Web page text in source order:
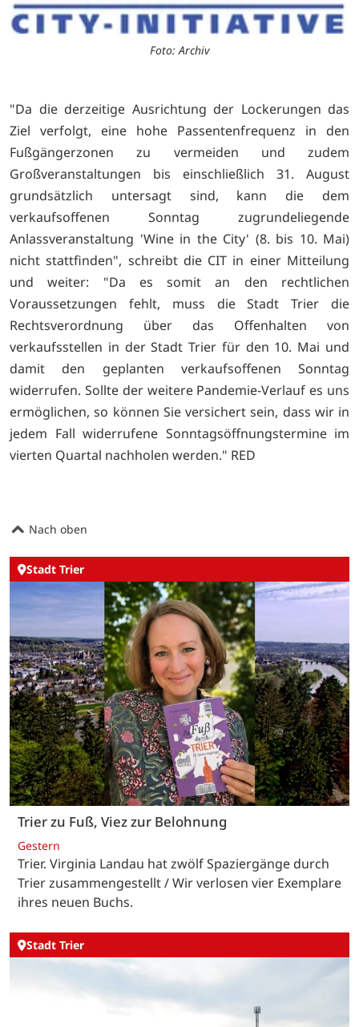
Foto: Archiv
"Da die derzeitige Ausrichtung der Lockerungen das
Ziel verfolgt, eine hohe Passentenfrequenz in den
Fußgängerzonen zu vermeiden und zudem
Großveranstaltungen bis einschließlich 31. August
grundsätzlich untersagt sind, kann die dem
verkaufsoffenen Sonntag zugrundeliegende
Anlassveranstaltung 'Wine in the City' (8. bis 10. Mai)
nicht stattfinden", schreibt die CIT in einer Mitteilung
und weiter: "Da es somit an den rechtlichen
Voraussetzungen fehlt, muss die Stadt Trier die
Rechtsverordnung über das Offenhalten von
verkaufsstellen in der Stadt Trier für den 10. Mai und
damit den geplanten verkaufsoffenen Sonntag
widerrufen. Sollte der weitere Pandemie-Verlauf es uns
ermöglichen, so können Sie versichert sein, dass wir in
jedem Fall widerrufene Sonntagsöffnungstermine im
vierten Quartal nachholen werden." RED
Nach oben
Stadt Trier
Trier zu Fuß, Viez zur Belohnung
Gestern
Trier. Virginia Landau hat zwölf Spaziergänge durch
Trier zusammengestellt / Wir verlosen vier Exemplare
ihres neuen Buchs.
Stadt Trier